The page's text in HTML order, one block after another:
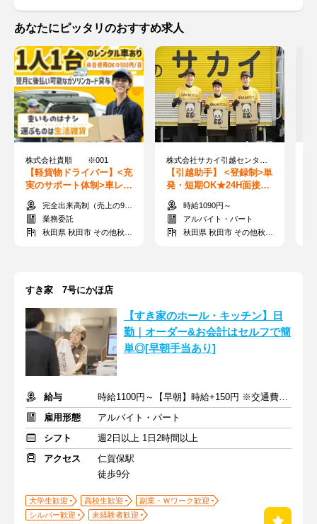
あなたにピッタリのおすすめ求人
株式会社貴順 ※001
【軽貨物ドライバー】<充
実のサポート体制>車レン
タルもあり！未経験でも
月収55万以上可◎
完全出来高制（売上の90～95％）
業務委託
秋田県 秋田市 その他秋田市
【引越助手】 <登録制>単
発・短期OK★24H面接可
能♪好きな時にシフトIN◎
送迎あり★
時給1090円～
アルバイト・パート
秋田県 秋田市 その他秋田市
すき家 7号にかほ店
【すき家のホール・キッチン】日
勤｜オーダー&お会計はセルフで簡
単◎[早朝手当あり]
給与
時給1100円～【早朝】時給+150円 ※交通費支給
雇用形態
アルバイト・パート
シフト
週2日以上 1日2時間以上
アクセス
仁賀保駅
徒歩9分
大学生歓迎 高校生歓迎
副業・Ｗワーク歓迎
シルバー歓迎
未経験者歓迎